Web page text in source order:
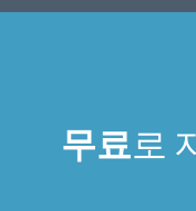
무료 로